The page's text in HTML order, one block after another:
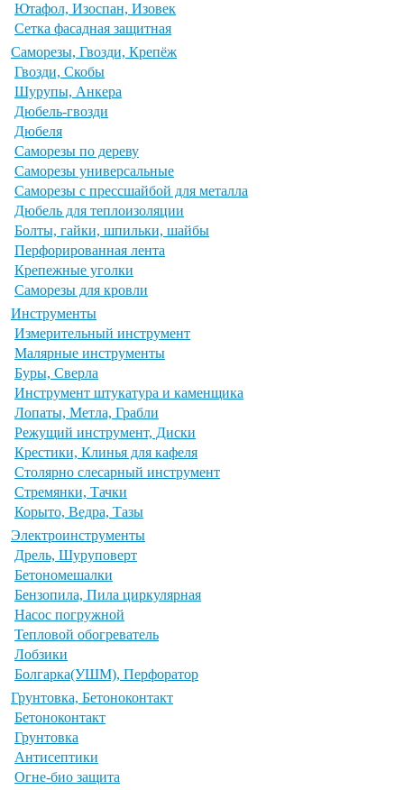
Ютафол, Изоспан, Изовек
Сетка фасадная защитная
Саморезы, Гвозди, Крепёж
Гвозди, Скобы
Шурупы, Анкера
Дюбель-гвозди
Дюбеля
Саморезы по дереву
Саморезы универсальные
Саморезы с прессшайбой для металла
Дюбель для теплоизоляции
Болты, гайки, шпильки, шайбы
Перфорированная лента
Крепежные уголки
Саморезы для кровли
Инструменты
Измерительный инструмент
Малярные инструменты
Буры, Сверла
Инструмент штукатура и каменщика
Лопаты, Метла, Грабли
Режущий инструмент, Диски
Крестики, Клинья для кафеля
Столярно слесарный инструмент
Стремянки, Тачки
Корыто, Ведра, Тазы
Электроинструменты
Дрель, Шуруповерт
Бетономешалки
Бензопила, Пила циркулярная
Насос погружной
Тепловой обогреватель
Лобзики
Болгарка(УШМ), Перфоратор
Грунтовка, Бетоноконтакт
Бетоноконтакт
Грунтовка
Антисептики
Огне-био защита